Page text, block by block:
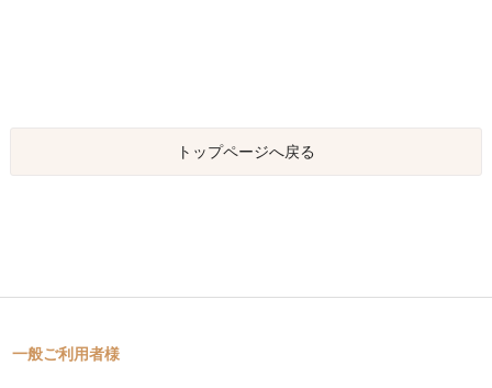
トップページへ戻る
一般ご利用者様